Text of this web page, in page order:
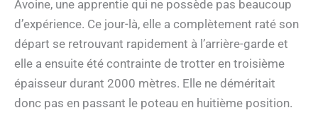
Avoine, une apprentie qui ne possède pas beaucoup
d’expérience. Ce jour-là, elle a complètement raté son
départ se retrouvant rapidement à l’arrière-garde et
elle a ensuite été contrainte de trotter en troisième
épaisseur durant 2000 mètres. Elle ne déméritait
donc pas en passant le poteau en huitième position.